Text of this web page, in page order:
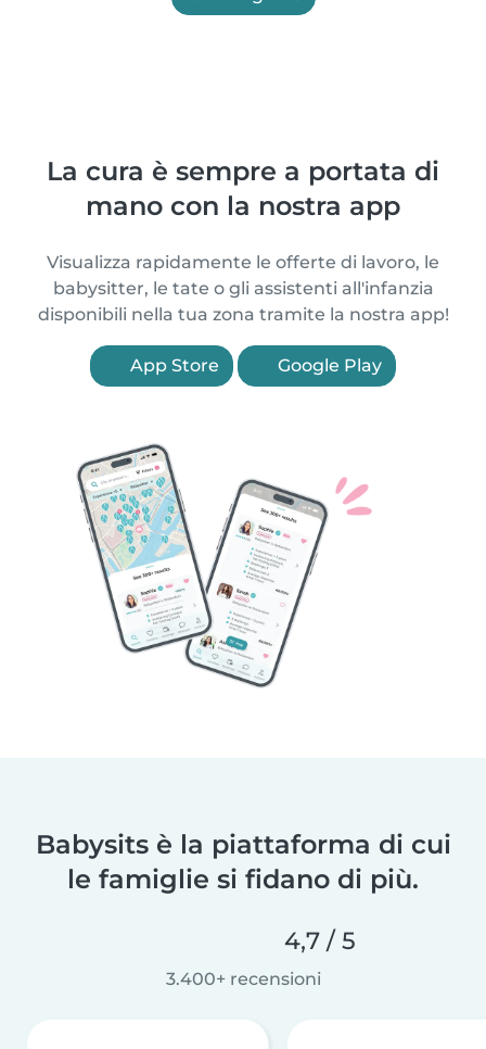
La cura è sempre a portata di
mano con la nostra app
Visualizza rapidamente le offerte di lavoro, le
babysitter, le tate o gli assistenti all'infanzia
disponibili nella tua zona tramite la nostra app!
App Store Google Play
Babysits è la piattaforma di cui
le famiglie si fidano di più.
4,7 / 5
3.400+ recensioni